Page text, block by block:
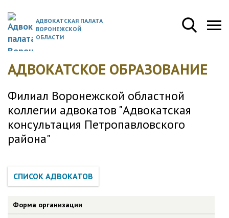
АДВОКАТСКАЯ ПАЛАТА
ВОРОНЕЖСКОЙ
ОБЛАСТИ
АДВОКАТСКОЕ ОБРАЗОВАНИЕ
Филиал Воронежской областной
коллегии адвокатов "Адвокатская
консультация Петропавловского
района"
Форма организации